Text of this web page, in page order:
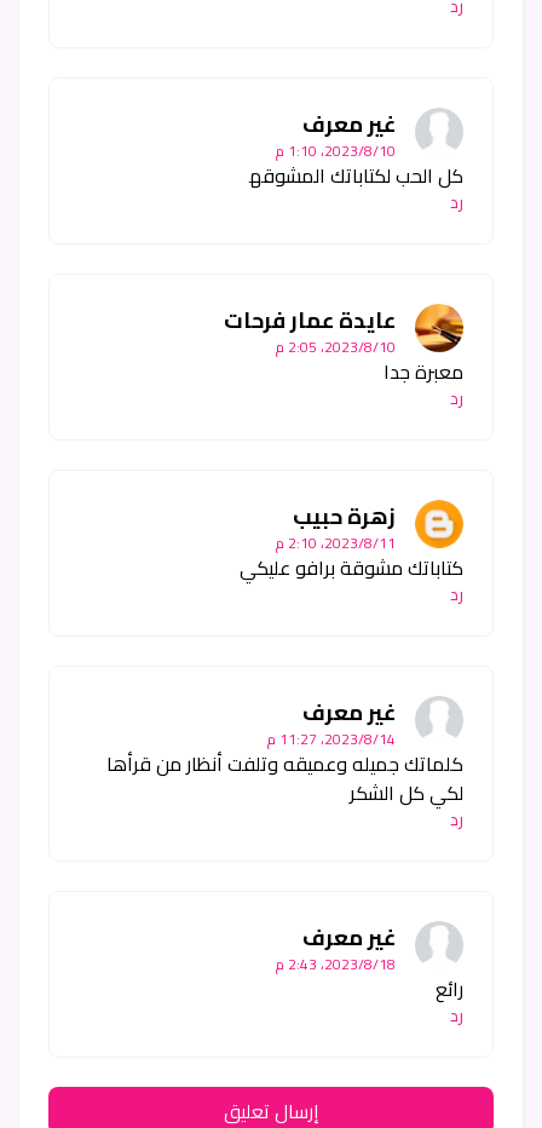
غير معرف
10‏/8‏/2023، 1:10 م
كل الحب لكتاباتك المشوقه‍
رد
عايدة عمار فرحات
10‏/8‏/2023، 2:05 م
معبرة جدا
رد
زهرة حبيب
11‏/8‏/2023، 2:10 م
كتاباتك مشوقة برافو عليكي
رد
غير معرف
14‏/8‏/2023، 11:27 م
كلماتك جميله وعميقه وتلفت أنظار من قرأها
لكي كل الشكر
رد
غير معرف
18‏/8‏/2023، 2:43 م
رائع
رد
إرسال تعليق